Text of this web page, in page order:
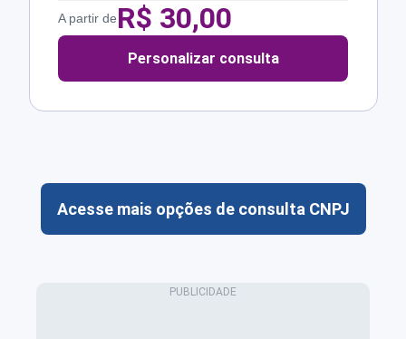
A partir deR$ 30,00
Personalizar consulta
Acesse mais opções de consulta CNPJ